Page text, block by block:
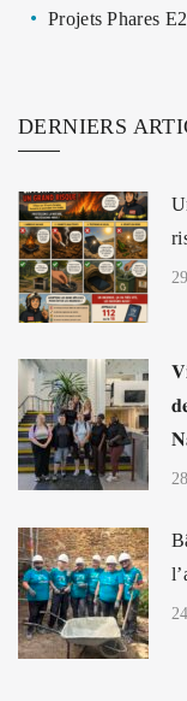
Projets Phares
DERNIERS